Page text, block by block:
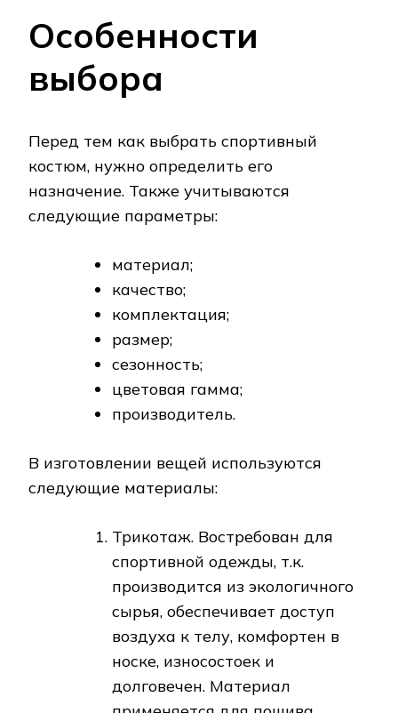
Особенности
выбора
Перед тем как выбрать спортивный
костюм, нужно определить его
назначение. Также учитываются
следующие параметры:
материал;
качество;
комплектация;
размер;
сезонность;
цветовая гамма;
производитель.
В изготовлении вещей используются
следующие материалы:
Трикотаж. Востребован для
спортивной одежды, т.к.
производится из экологичного
сырья, обеспечивает доступ
воздуха к телу, комфортен в
носке, износостоек и
долговечен. Материал